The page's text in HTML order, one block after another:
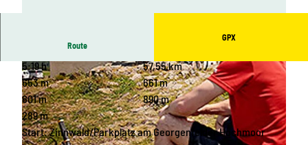
© Ronny Schwarz, Tourismusverband Erzgebirge, Rene Gaens
Route
GPX
5:19 h
57,55 km
653 m
661 m
601 m
890 m
289 m
Start: Zinnwald/Parkplatz am Georgenfelder Hochmoor